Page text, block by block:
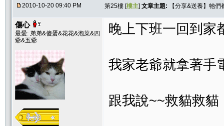
2010-10-20 09:40 PM 第25樓 [樓主] 文章主題: 【分享&送養】牠
傷心
最愛: 弟弟&傻蛋&花花&泡菜&四
爺&五爺
晚上下班一回到家
我家老爺就拿著手
跟我說~~救貓救貓